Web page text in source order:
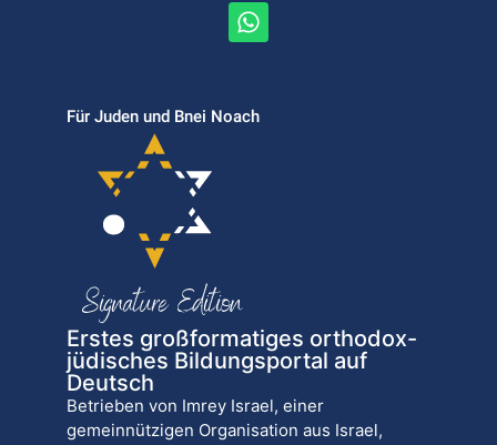
Für Juden und Bnei Noach
Erstes großformatiges orthodox-
jüdisches Bildungsportal auf
Deutsch
Betrieben von Imrey Israel, einer
gemeinnützigen Organisation aus Israel,